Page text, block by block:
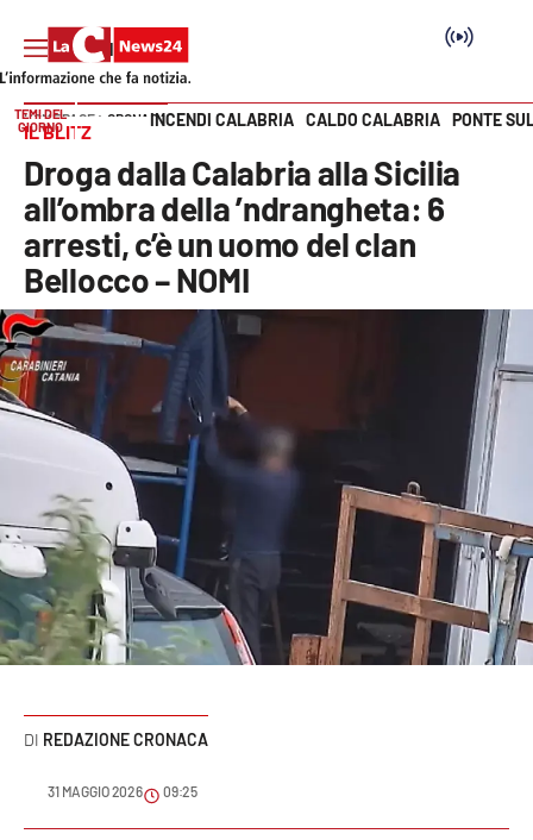
SEZIONI
Cronaca
Politica
Attualità
Economia e lavoro
Italia Mondo
Sanità
Sport
Cultura
Podcast
Meteo
Vai
TEMI DEL
GIORNO
INCENDI CALABRIA CALDO CALABRIA PONTE
HOME PAGE CRONACA
IL BLITZ
Droga dalla Calabria alla Sicilia
all’ombra della ’ndrangheta: 6
arresti, c’è un uomo del clan
Bellocco – NOMI
REDAZIONE CRONACA
31 MAGGIO 2026 09:25